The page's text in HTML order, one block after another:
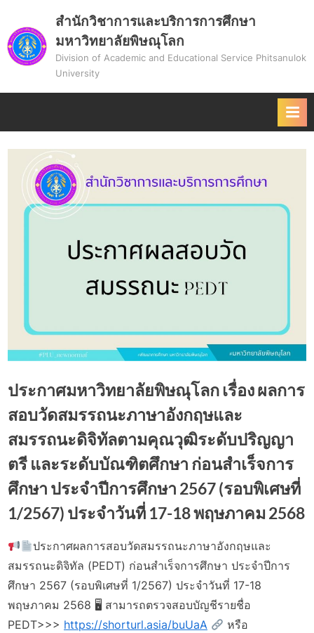
content
สำนักวิชาการและบริการการศึกษา
มหาวิทยาลัยพิษณุโลก
Division of Academic and Educational Service Phitsanulok
University
ประกาศมหาวิทยาลัยพิษณุโลก เรื่อง ผลการ
สอบวัดสมรรถนะภาษาอังกฤษและ
สมรรถนะดิจิทัลตามคุณวุฒิระดับปริญญา
ตรี และระดับบัณฑิตศึกษา ก่อนสำเร็จการ
ศึกษา ประจำปีการศึกษา 2567 (รอบพิเศษที่
1/2567) ประจำวันที่ 17-18 พฤษภาคม 2568
on
พฤษภาคม
2025
ประกาศผลการสอบวัดสมรรถนะภาษาอังกฤษและ
สมรรถนะดิจิทัล (PEDT) ก่อนสำเร็จการศึกษา ประจำปีการ
ศึกษา 2567 (รอบพิเศษที่ 1/2567) ประจำวันที่ 17-18
พฤษภาคม 2568 🖥 สามารถตรวจสอบบัญชีรายชื่อ
PEDT>>> https://shorturl.asia/buUaA
หรือ